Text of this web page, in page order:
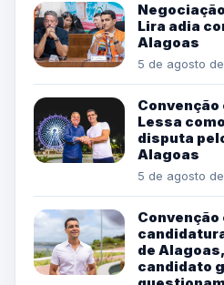
Lira adia
Alagoas
5 de agosto
Lessa
disputa
Alagoas
5 de agosto
de
candidato